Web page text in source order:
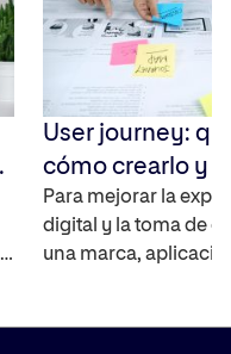
User journey:
cómo crearlo y
Para mejorar la
digital y la toma de
una marca,